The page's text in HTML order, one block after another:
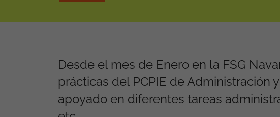
Desde el mes de Enero en la FSG
prácticas del PCPIE de Administración
apoyado en diferentes tareas